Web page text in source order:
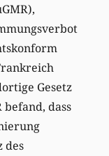
Gesetz
dass
des